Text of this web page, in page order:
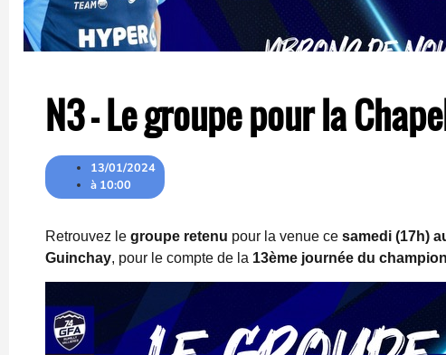
N3 – Le groupe pour la
13/01/2024
à 10:00
Retrouvez le groupe retenu pour la venue ce samedi (17h)
Guinchay, pour le compte de la 13ème journée du